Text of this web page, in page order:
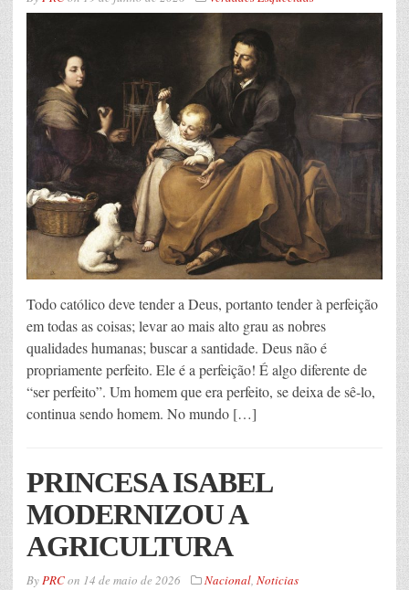
Todo católico deve tender a Deus, portanto tender à perfeição
em todas as coisas; levar ao mais alto grau as nobres
qualidades humanas; buscar a santidade. Deus não é
propriamente perfeito. Ele é a perfeição! É algo diferente de
“ser perfeito”. Um homem que era perfeito, se deixa de sê-lo,
continua sendo homem. No mundo […]
PRINCESA ISABEL
MODERNIZOU A
AGRICULTURA
ByPRCon 14 de maio de 2026 Nacional, Noticias